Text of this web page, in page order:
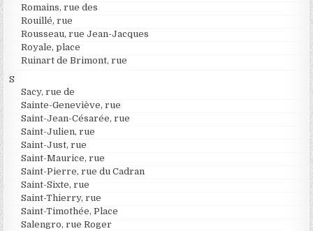
Romains, rue des
Rouillé, rue
Rousseau, rue Jean-Jacques
Royale, place
Ruinart de Brimont, rue
S
Sacy, rue de
Sainte-Geneviève, rue
Saint-Jean-Césarée, rue
Saint-Julien, rue
Saint-Just, rue
Saint-Maurice, rue
Saint-Pierre, rue du Cadran
Saint-Sixte, rue
Saint-Thierry, rue
Saint-Timothée, Place
Salengro, rue Roger